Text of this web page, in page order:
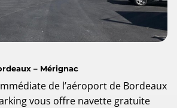
– Mérignac
de l’aéroport de Bordeaux
vous offre navette gratuite